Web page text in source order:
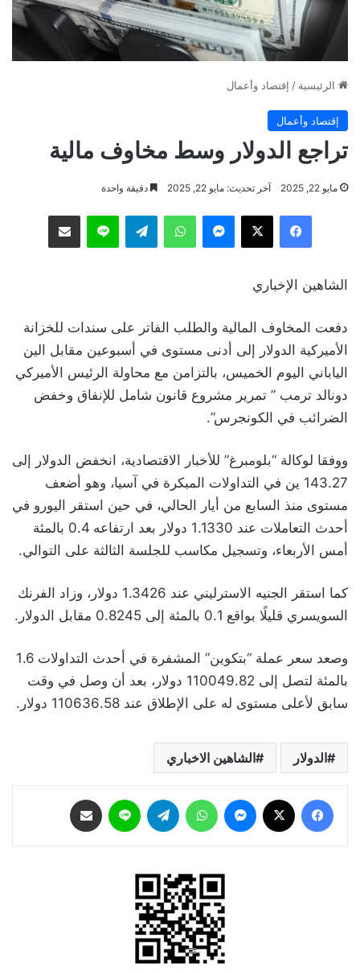
الرئيسية / إقتصاد وأعمال
إقتصاد وأعمال
تراجع الدولار وسط مخاوف مالية
مايو 22, 2025 آخر تحديث: مايو 22, 2025 دقيقة واحدة
فيسبوك ‫X ماسنجر واتساب تيلقرام لاين مشاركة عبر البريد
الشاهين الإخباري
دفعت المخاوف المالية والطلب الفاتر على سندات للخزانة
الأميركية الدولار إلى أدنى مستوى في أسبوعين مقابل الين
الياباني اليوم الخميس، بالتزامن مع محاولة الرئيس الأميركي
دونالد ترمب ” تمرير مشروع قانون شامل للإنفاق وخفض
الضرائب في الكونجرس”.
ووفقا لوكالة “بلومبرغ” للأخبار الاقتصادية، انخفض الدولار إلى
143.27 ين في التداولات المبكرة في آسيا، وهو أضعف
مستوى منذ السابع من أيار الحالي، في حين استقر اليورو في
أحدث التعاملات عند 1.1330 دولار بعد ارتفاعه 0.4 بالمئة
أمس الأربعاء، وتسجيل مكاسب للجلسة الثالثة على التوالي.
كما استقر الجنيه الاسترليني عند 1.3426 دولار، وزاد الفرنك
السويسري قليلًا بواقع 0.1 بالمئة إلى 0.8245 مقابل الدولار.
وصعد سعر عملة “بتكوين” المشفرة في أحدث التداولات 1.6
بالمئة لتصل إلى 110049.82 دولار، بعد أن وصل في وقت
سابق لأعلى مستوى له على الإطلاق عند 110636.58 دولار.
الدولار الشاهين الاخباري
فيسبوك ماسنجر واتساب تيلقرام لاين